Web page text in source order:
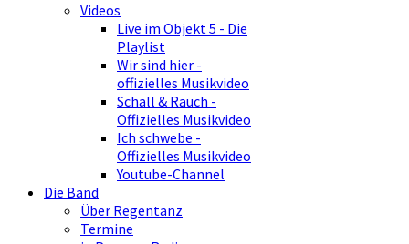
Videos
Live im Objekt 5 - Die
Playlist
Wir sind hier -
offizielles Musikvideo
Schall & Rauch -
Offizielles Musikvideo
Ich schwebe -
Offizielles Musikvideo
Youtube-Channel
Die Band
Über Regentanz
Termine